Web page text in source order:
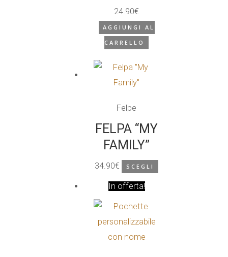
24.90€
AGGIUNGI AL
CARRELLO
Felpe
FELPA “MY
FAMILY”
34.90€ SCEGLI
Questo
In offerta!